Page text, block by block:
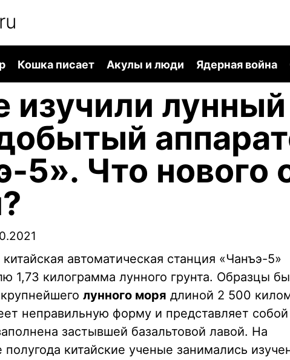
Кошка писает Акулы и люди Ядерная война
изучили лунный
5». Что нового
автоматическая станция «Чанъэ-5»
1,73 килограмма лунного грунта. Образцы
лунного моря длиной 2 500
неправильную форму и представляет собой
застывшей базальтовой лавой. На
китайские ученые занимались